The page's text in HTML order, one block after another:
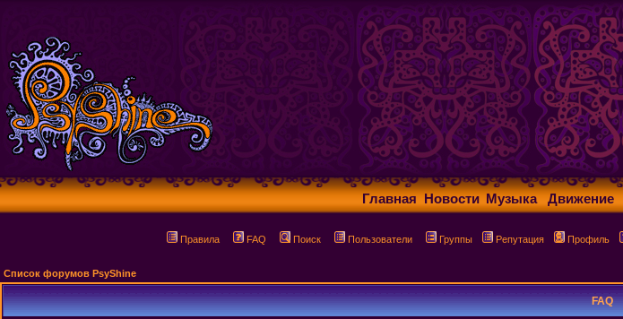
Главная Новости Музыка Движение
Правила FAQ Поиск Пользователи Группы Репутация Профиль
Список форумов PsyShine
FAQ